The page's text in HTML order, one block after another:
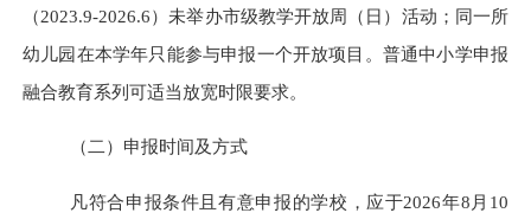
（2023.9-2026.6）未举办市级教学开放周（日）活动； 同一所
幼儿园在本学年只能参与申报一个开放项目。普通中小学申报
融合教育系列可适当放宽时限要求。
（二）申报时间及方式
凡符合申报条件且有意申报的学校，应于2026年8 月 10